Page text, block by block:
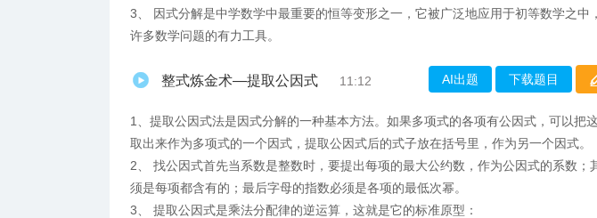
3、 因式分解是中学数学中最重要的恒等变形之一，它被广泛地应用于初等数学之中
许多数学问题的有力工具。
整式炼金术—提取公因式 11:12 AI出题 下载题目
1、提取公因式法是因式分解的一种基本方法。如果多项式的各项有公因式，可以把
取出来作为多项式的一个因式，提取公因式后的式子放在括号里，作为另一个因式。
2、 找公因式首先当系数是整数时，要提出每项的最大公约数，作为公因式的系数；
须是每项都含有的；最后字母的指数必须是各项的最低次幂。
3、 提取公因式是乘法分配律的逆运算，这就是它的标准原型：